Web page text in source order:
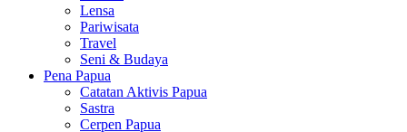
Lensa
Pariwisata
Travel
Seni & Budaya
Pena Papua
Catatan Aktivis Papua
Sastra
Cerpen Papua